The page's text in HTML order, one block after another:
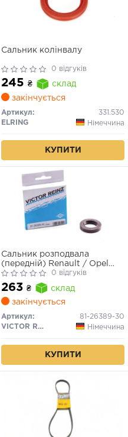
Сальник колінвалу
0 відгуків
245 ₴
склад
закінчується
Артикул:
331.530
ELRING
Німеччина
КУПИТИ
Сальник розподвала
(передній) Renault / Opel
1.9dCi / dTi (25x42x7) (FPM
Fluor-Kautschuk) (праве
кручення)
0 відгуків
263 ₴
склад
закінчується
Артикул:
81-26389-30
VICTOR REINZ
Німеччина
КУПИТИ